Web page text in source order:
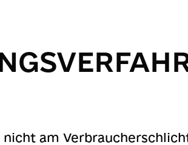
am